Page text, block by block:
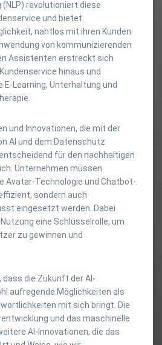
(NLP) revolutioniert diese
und bietet
nahtlos mit ihren Kunden
von kommunizierenden
Assistenten erstreckt sich
hinaus und
Learning, Unterhaltung und
und Innovationen, die mit der
AI und dem Datenschutz
für den nachhaltigen
Unternehmen müssen
Avatar-Technologie und Chatbot-
sondern auch
eingesetzt werden. Dabei
eine Schlüsselrolle, um
zu gewinnen und
die Zukunft der AI-
aufregende Möglichkeiten als
mit sich bringt. Die
und das maschinelle
AI-Innovationen, die das